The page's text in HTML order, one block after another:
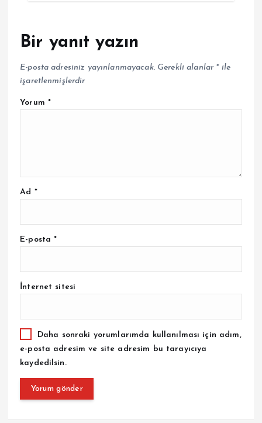
Bir yanıt yazın
E-posta adresiniz yayınlanmayacak. Gerekli alanlar *ile
işaretlenmişlerdir
Yorum *
Ad *
E-posta*
İnternet sitesi
Daha sonraki yorumlarımda kullanılması için adım,
e-posta adresim ve site adresim bu tarayıcıya
kaydedilsin.